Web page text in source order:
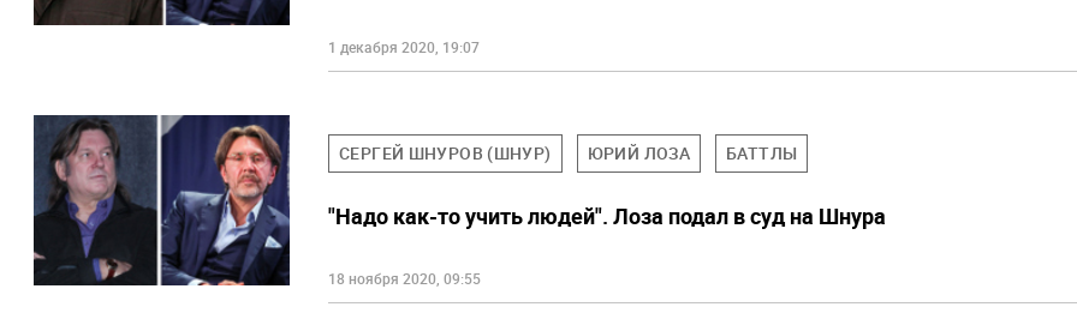
1 декабря 2020, 19:07
СЕРГЕЙ ШНУРОВ (ШНУР) ЮРИЙ ЛОЗА БАТТЛЫ
"Надо как-то учить людей". Лоза подал в суд на Шнура
18 ноября 2020, 09:55